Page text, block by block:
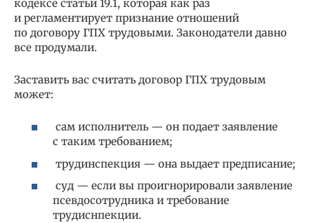
кодексе статьи 19.1, которая как раз
и регламентирует признание отношений
по договору ГПХ трудовыми. Законодатели давно
все продумали.
Заставить вас считать договор ГПХ трудовым
может:
сам исполнитель — он подает заявление
с таким требованием;
трудинспекция — она выдает предписание;
суд — если вы проигнорировали заявление
псевдосотрудника и требование
трудиснпекции.